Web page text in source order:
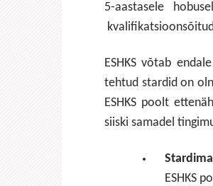
5-aastasele
ESHKS võtab
tehtud stardid on
ESHKS poolt
siiski samadel
ESHKS